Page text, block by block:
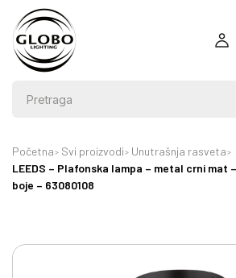
Početna Svi proizvodi
Unutrašnja rasveta
LEEDS – Plafonska lampa – metal crni mat
boje – 63080108